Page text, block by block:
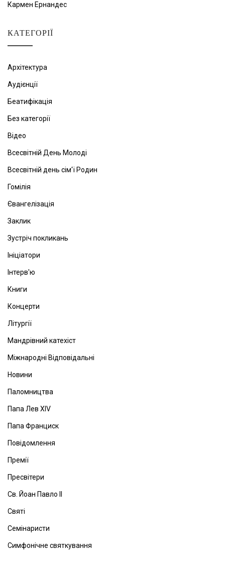
Кармен Ернандес
КАТЕГОРІЇ
Архітектура
Аудієнції
Беатифікація
Без категорії
Відео
Всесвітній День Молоді
Всесвітній день сім'ї Родин
Гомілія
Євангелізація
Заклик
Зустріч покликань
Ініціатори
Інтерв'ю
Книги
Концерти
Літургії
Мандрівний катехіст
Міжнародні Відповідальні
Новини
Паломництва
Папа Лев ХІV
Папа Франциск
Повідомлення
Премії
Пресвітери
Св. Йоан Павло ІІ
Святі
Семінаристи
Симфонічне святкування